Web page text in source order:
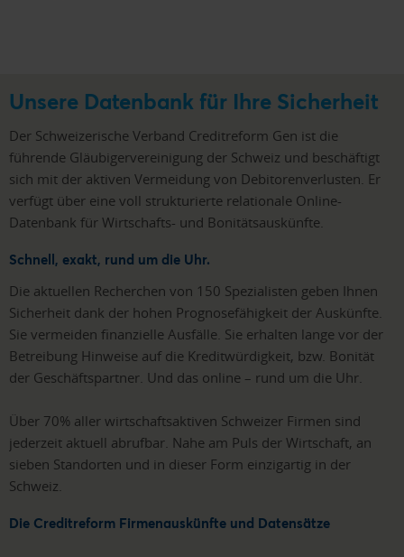
Unsere Datenbank für Ihre Sicherheit
Der Schweizerische Verband Creditreform Gen ist die
führende Gläubigervereinigung der Schweiz und beschäftigt
sich mit der aktiven Vermeidung von Debitorenverlusten. Er
verfügt über eine voll strukturierte relationale Online-
Datenbank für Wirtschafts- und Bonitätsauskünfte.
Schnell, exakt, rund um die Uhr.
Die aktuellen Recherchen von 150 Spezialisten geben Ihnen
Sicherheit dank der hohen Prognosefähigkeit der Auskünfte.
Sie vermeiden finanzielle Ausfälle. Sie erhalten lange vor der
Betreibung Hinweise auf die Kreditwürdigkeit, bzw. Bonität
der Geschäftspartner. Und das online – rund um die Uhr.
Über 70% aller wirtschaftsaktiven Schweizer Firmen sind
jederzeit aktuell abrufbar. Nahe am Puls der Wirtschaft, an
sieben Standorten und in dieser Form einzigartig in der
Schweiz.
Die Creditreform Firmenauskünfte und Datensätze